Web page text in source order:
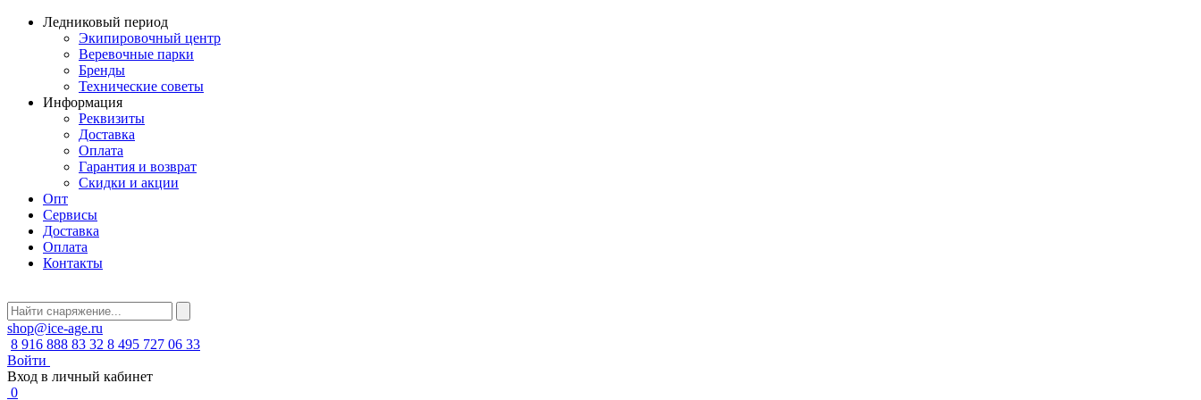
Ледниковый период
Экипировочный центр
Веревочные парки
Бренды
Технические советы
Информация
Реквизиты
Доставка
Оплата
Гарантия и возврат
Скидки и акции
Опт
Сервисы
Доставка
Оплата
Контакты
shop@ice-age.ru
8 916 888 83 32 8 495 727 06 33
Войти
Вход в личный кабинет
0